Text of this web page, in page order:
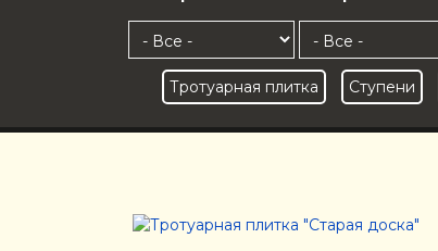
Тротуарная плитка Ступени